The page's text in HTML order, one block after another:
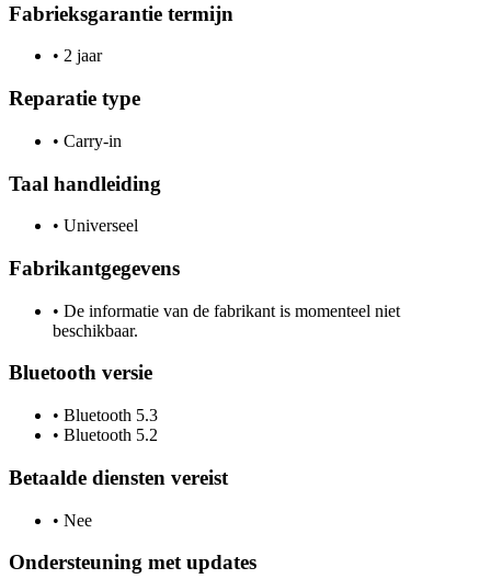
Fabrieksgarantie termijn
• 2 jaar
Reparatie type
• Carry-in
Taal handleiding
• Universeel
Fabrikantgegevens
• De informatie van de fabrikant is momenteel niet
beschikbaar.
Bluetooth versie
• Bluetooth 5.3
• Bluetooth 5.2
Betaalde diensten vereist
• Nee
Ondersteuning met updates